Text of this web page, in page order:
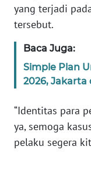
yang terjadi
tersebut.
Baca Juga:
Simple Plan
2026, Jakarta
“Identitas para
ya, semoga
pelaku segera
WN
SUMSEL
BENGKULU
LAMPUNG
WN